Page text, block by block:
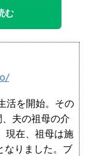
む
活を開始。その
夫の祖母の介
現在、祖母は施
なりました。ブ